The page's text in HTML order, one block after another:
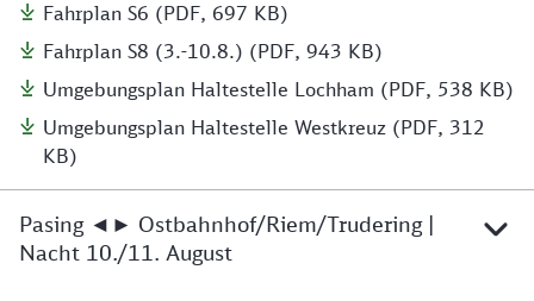
Fahrplan S6 (PDF, 697 KB)
Fahrplan S8 (3.-10.8.) (PDF, 943 KB)
Umgebungsplan Haltestelle Lochham (PDF, 538 KB)
Umgebungsplan Haltestelle Westkreuz (PDF, 312
KB)
Pasing ◄► Ostbahnhof/Riem/Trudering |
Nacht 10./11. August